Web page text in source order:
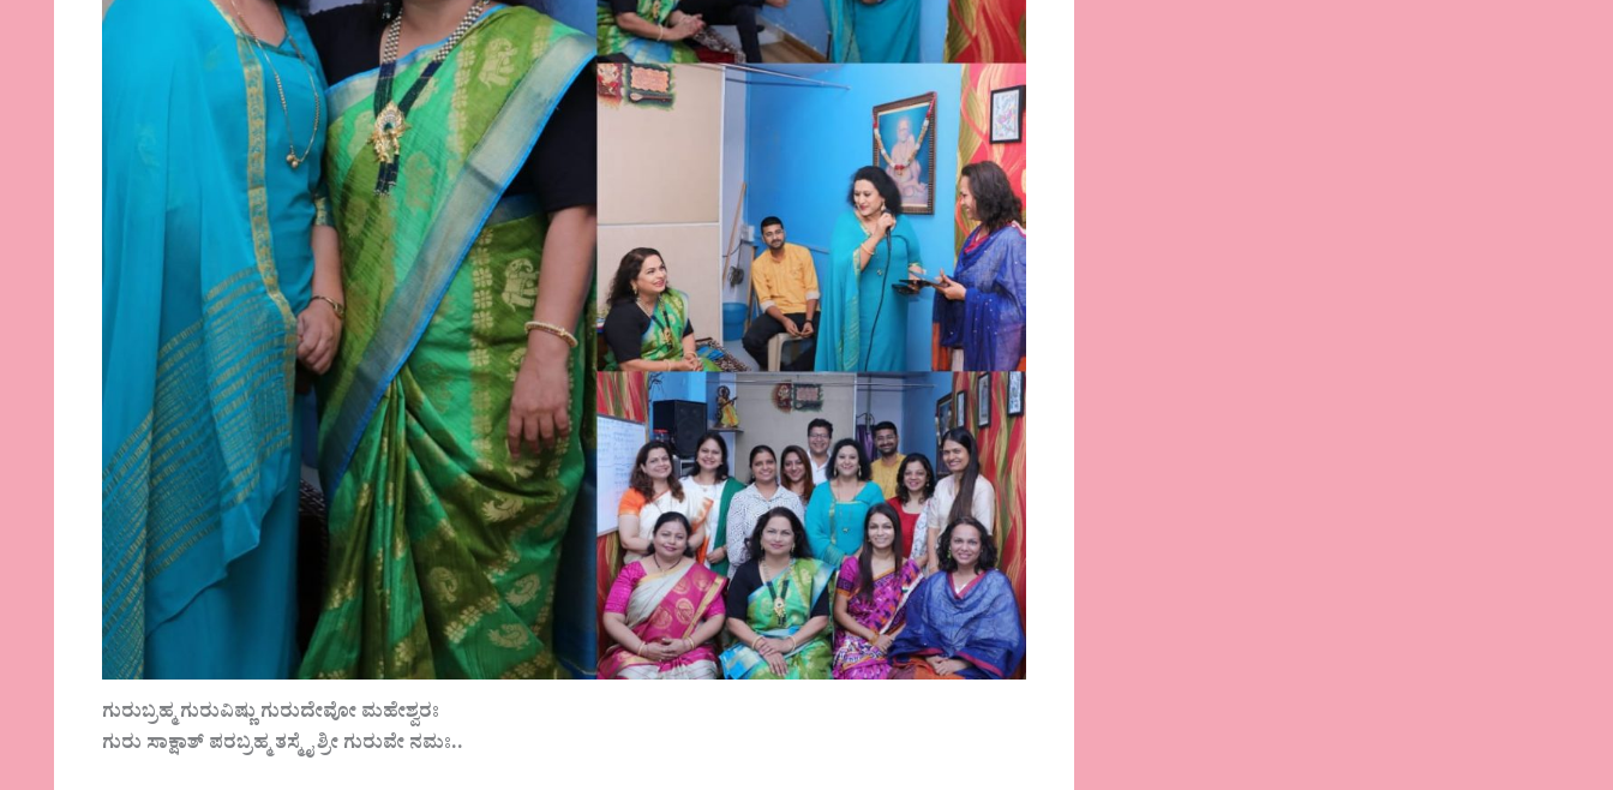
ಗುರುಬ್ರಹ್ಮ ಗುರುವಿಷ್ಣು ಗುರುದೇವೋ ಮಹೇಶ್ವರಃ
ಗುರು ಸಾಕ್ಷಾತ್ ಪರಬ್ರಹ್ಮ ತಸ್ಮೈ ಶ್ರೀ ಗುರುವೇ ನಮಃ..